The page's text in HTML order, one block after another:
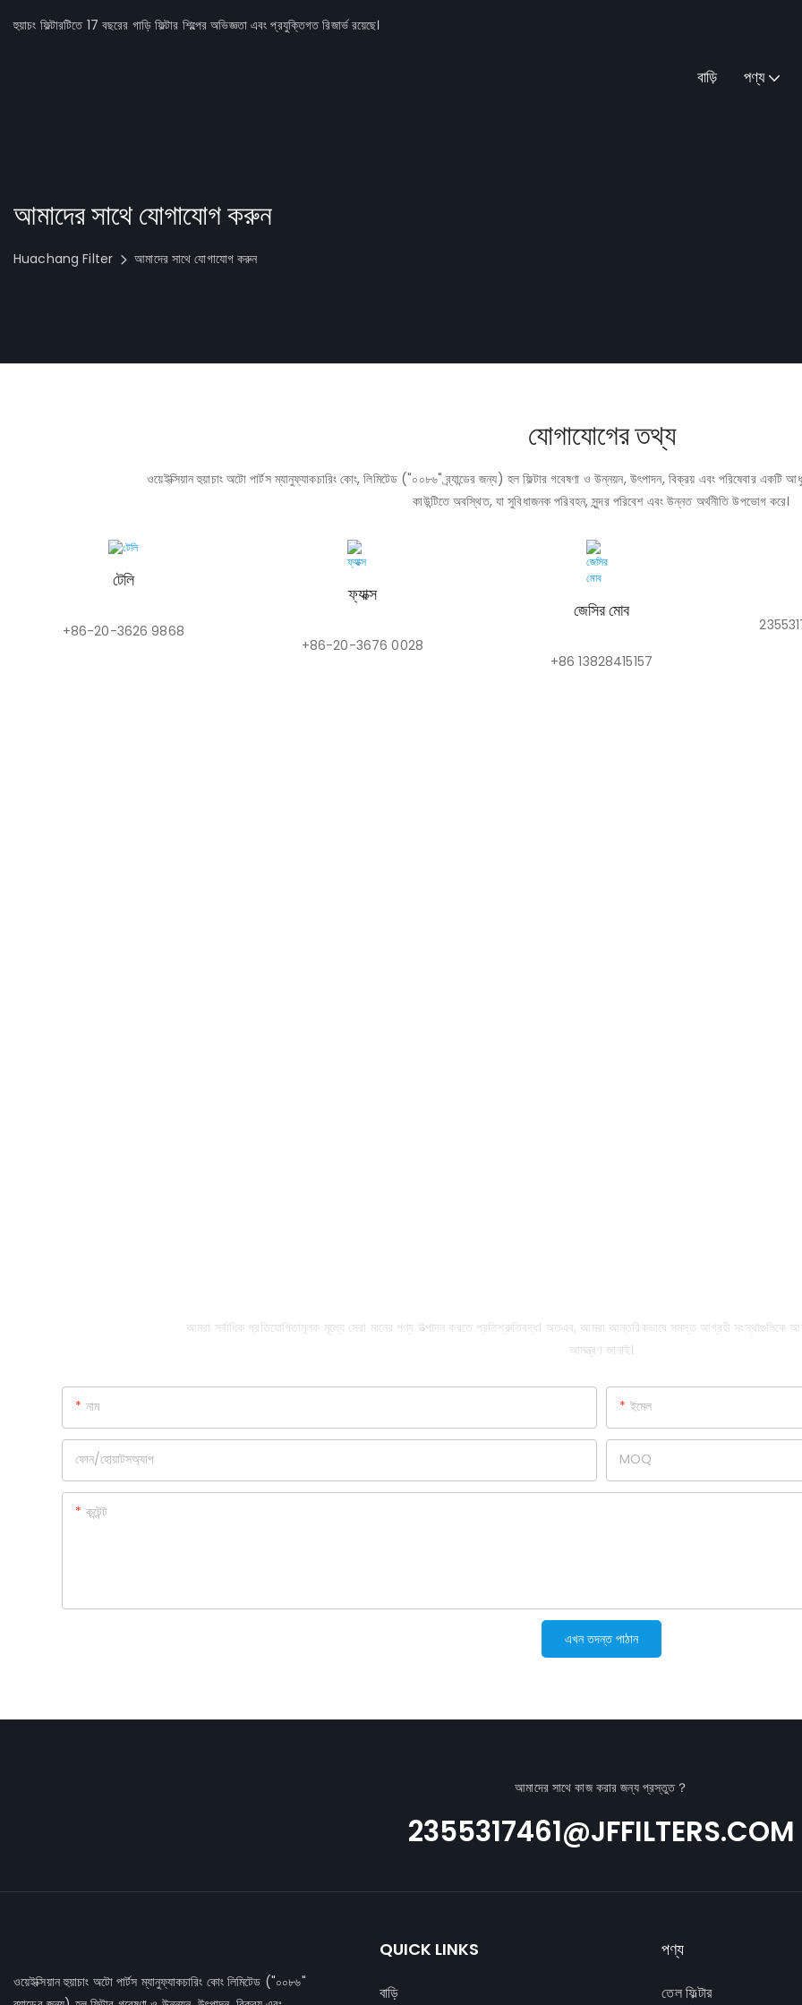
হুয়াচং ফিল্টারটিতে 17 বছরের গাড়ি ফিল্টার শিল্পের অভিজ্ঞতা এবং প্রযুক্তিগত রিজার্ভ রয়েছে।
বাড়ি পণ্য
আমাদের সাথে যোগাযোগ করুন
Huachang Filter আমাদের সাথে যোগাযোগ করুন
যোগাযোগের তথ্য
ওয়েইক্সিয়ান হুয়াচাং অটো পার্টস ম্যানুফ্যাকচারিং কোং, লিমিটেড ("০০৮৬" ব্র্যান্ডের জন্য) হল ফিল্টার গবেষণা ও উন্নয়ন, উৎপাদন, বিক্রয় এবং পরিষেবার একটি
কাউন্টিতে অবস্থিত, যা সুবিধাজনক পরিবহন, সুন্দর পরিবেশ এবং উন্নত অর্থনীতি উপভোগ করে।
টেলি
+86-20-3626 9868
ফ্যাক্স
+86-20-3676 0028
জেসির মোব
+86 13828415157
আমরা সর্বাধিক প্রতিযোগিতামূলক মূল্যে সেরা মানের পণ্য উত্পাদন করতে প্রতিশ্রুতিবদ্ধ। অতএব, আমরা আন্তরিকভাবে সমস্ত আগ্রহী
আমন্ত্রণ জানাই।
নাম ইমেল
ফোন/হোয়াটসঅ্যাপ MOQ
কন্টেন্ট
এখন তদন্ত পাঠান
আমাদের সাথে কাজ করার জন্য প্রস্তুত？
2355317461@JFFILTERS.COM
ওয়েইক্সিয়ান হুয়াচাং অটো পার্টস ম্যানুফ্যাকচারিং কোং লিমিটেড ("০০৮৬"
QUICK LINKS
বাড়ি
পণ্য
তেল ফিল্টার